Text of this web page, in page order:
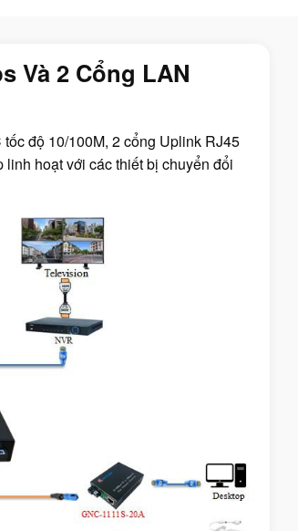
Và 2 Cổng LAN
độ 10/100M, 2 cổng Uplink RJ45
hoạt với các thiết bị chuyển đổi